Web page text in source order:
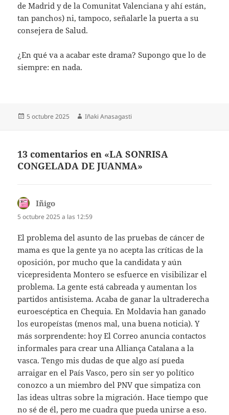
de Madrid y de la Comunitat Valenciana y ahí están,
tan panchos) ni, tampoco, señalarle la puerta a su
consejera de Salud.
¿En qué va a acabar este drama? Supongo que lo de
siempre: en nada.
Publicado
5 octubre 2025 Autor
Iñaki Anasagasti
13 comentarios en «LA SONRISA
CONGELADA DE JUANMA»
Iñigo
5 octubre 2025 a las 12:59
El problema del asunto de las pruebas de cáncer de
mama es que la gente ya no acepta las críticas de la
oposición, por mucho que la candidata y aún
vicepresidenta Montero se esfuerce en visibilizar el
problema. La gente está cabreada y aumentan los
partidos antisistema. Acaba de ganar la ultraderecha
euroescéptica en Chequia. En Moldavia han ganado
los europeístas (menos mal, una buena noticia). Y
más sorprendente: hoy El Correo anuncia contactos
informales para crear una Alliança Catalana a la
vasca. Tengo mis dudas de que algo así pueda
arraigar en el País Vasco, pero sin ser yo político
conozco a un miembro del PNV que simpatiza con
las ideas ultras sobre la migración. Hace tiempo que
no sé de él, pero me cuadra que pueda unirse a eso.